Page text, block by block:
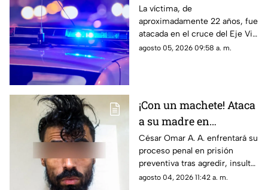
estación de transporte
público en Eje Vial
La víctima, de
aproximadamente 22 años, fue
atacada en el cruce del Eje Vial
Juan Gabriel y calzada
agosto 05, 2026 09:58 a. m.
¡Con un machete! Ataca
a su madre en
Chihuahua; la amenazó
por no despertarlo para
ir a trabajar
César Omar A. A. enfrentará su
proceso penal en prisión
preventiva tras agredir, insultar
y amenazar de muerte a su
agosto 04, 2026 11:42 a. m.